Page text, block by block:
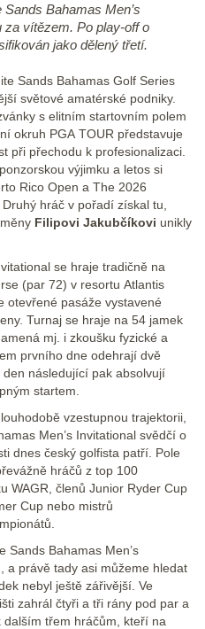
Bahamas Men’s
za vítězem. Po play-off o
jako dělený třetí.
Sands Bahamas Golf Series
světové amatérské podniky.
s elitním startovním polem
okruh PGA TOUR představuje
při přechodu k profesionalizaci.
výjimku a letos si
Rico Open a The 2026
hráč v pořadí získal tu,
Filipovi Jakubčíkovi unikly
se hraje tradičně na
(par 72) v resortu Atlantis
otevřené pasáže vystavené
Turnaj se hraje na 54 jamek
mj. i zkoušku fyzické a
prvního dne odehrají dvě
následující pak absolvují
startem.
vzestupnou trajektorii,
Men’s Invitational svědčí o
dnes český golfista patří. Pole
hráčů z top 100
WAGR, členů Junior Ryder Cup
Cup nebo mistrů
Sands Bahamas Men’s
a právě tady asi můžeme hledat
nebyl ještě zářivější. Ve
zahrál čtyři a tři rány pod par a
třem hráčům, kteří na